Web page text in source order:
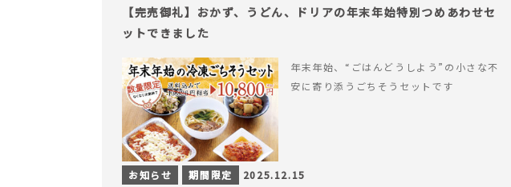
【完売御礼】おかず、うどん、ドリアの年末年始特別つめあわせセ
ットできました
年末年始、“ごはんどうしよう”の小さな不
安に寄り添うごちそうセットです
お知らせ 期間限定 2025.12.15